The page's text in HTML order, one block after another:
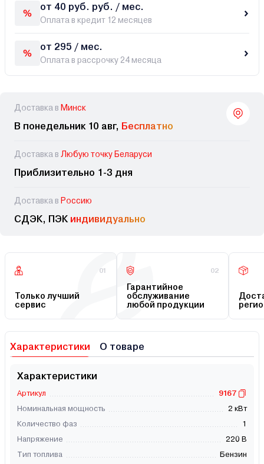
от 40 руб. руб. / мес.
Оплата в кредит 12 месяцев
от 295 / мес.
Оплата в рассрочку 24 месяца
Доставка в Минск
В понедельник 10 авг, Бесплатно
Доставка в Любую точку Беларуси
Приблизительно 1-3 дня
Доставка в Россию
СДЭК, ПЭК индивидуально
01
Только лучший
сервис
02
Гарантийное
обслуживание
любой продукции
Характеристики О товаре
Характеристики
Артикул
9167
Номинальная мощность
2 кВт
Количество фаз
1
Напряжение
220 В
Тип топлива
Бензин